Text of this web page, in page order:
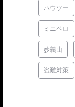
ハウツー
ミニベロ
妙義山
盗難対策